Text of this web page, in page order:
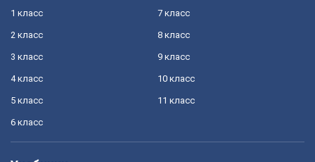
1 класс
2 класс
3 класс
4 класс
5 класс
6 класс
7 класс
8 класс
9 класс
10 класс
11 класс